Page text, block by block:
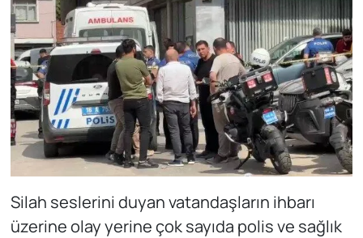
Silah seslerini duyan vatandaşların ihbarı
üzerine olay yerine çok sayıda polis ve sağlık